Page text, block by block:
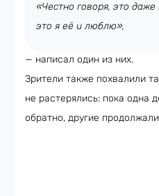
«Честно говоря, это
это я её и люблю»,
— написал один из них.
Зрители также похвалили
не растерялись: пока одна
обратно, другие